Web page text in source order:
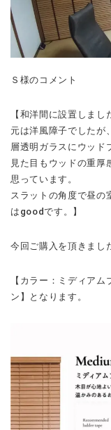
Ｓ様のコメント
【和洋間に設置しまし
元は洋風障子でしたが
層透明ガラスにウッド
見た目もウッドの重厚
思っています。
スラットの角度で昼の
はgoodです。】
今回ご購入を頂きまし
【カラー：ミディア
ン】となります。